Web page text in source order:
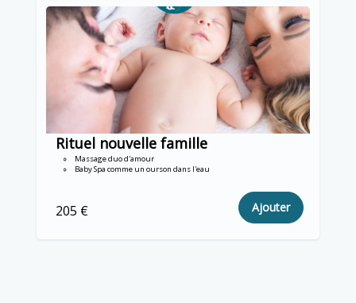
Rituel nouvelle famille
Massage duo d'amour
Baby Spa comme un ourson dans l'eau
205 € Ajouter